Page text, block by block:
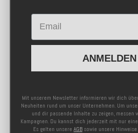
Email
ANMELDEN
Mit unserem Newsletter informieren wir dich
Neuheiten rund um unser Unternehmen. Um
und dir passende Inhalte zu zeigen, messen
Kampagnen. Du kannst dich jederzeit mit nur
Es gelten unsere AGB sowie unsere Hinweise